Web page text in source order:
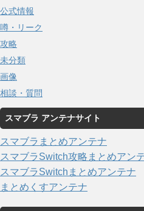
公式情報
噂・リーク
攻略
未分類
画像
相談・質問
スマブラ アンテナサイト
スマブラまとめアンテナ
スマブラSwitch攻略まとめアン
スマブラSwitchまとめアンテナ
まとめくすアンテナ